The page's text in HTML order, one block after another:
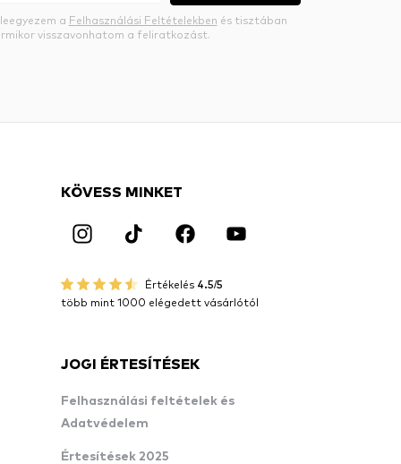
a Felhasználási Feltételekben és tisztában
visszavonhatom a feliratkozást.
KÖVESS MINKET
Értékelés 4.5/5
több mint 1000 elégedett vásárlótól
JOGI ÉRTESÍTÉSEK
Felhasználási feltételek és
Adatvédelem
Értesítések 2025